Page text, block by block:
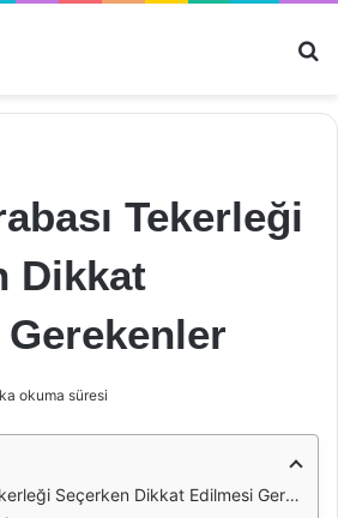
Tekerleği
Dikkat
okuma süresi
Seçerken Dikkat Edilmesi Gerekenler